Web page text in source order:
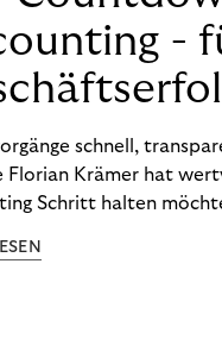
-
schnell,
Florian Krämer hat
Schritt halten